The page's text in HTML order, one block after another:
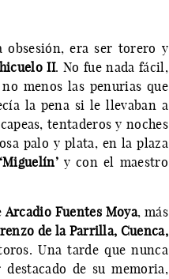
obsesión, era ser torero y
II. No fue nada fácil,
menos las penurias que
la pena si le llevaban a
tentaderos y noches
palo y plata, en la plaza
y con el maestro
Arcadio Fuentes Moya, más
de la Parrilla, Cuenca,
Una tarde que nunca
de su memoria,